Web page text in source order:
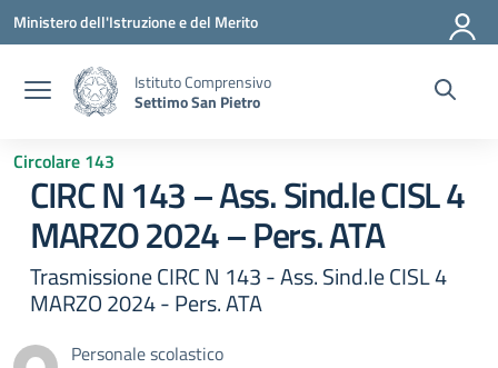
Vai ai contenuti
Vai al menu di navigazione
Vai al footer
Ministero dell'Istruzione e del Merito
Istituto Comprensivo
Settimo San Pietro
Circolare 143
CIRC N 143 – Ass. Sind.le CISL 4
MARZO 2024 – Pers. ATA
Trasmissione CIRC N 143 - Ass. Sind.le CISL 4
MARZO 2024 - Pers. ATA
Personale scolastico